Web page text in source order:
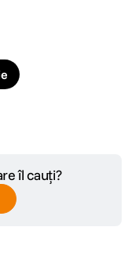
îl cauți?